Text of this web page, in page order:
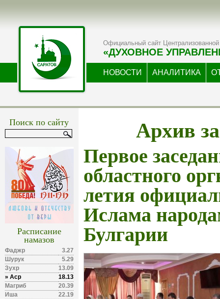
Официальный сайт Централизованной
«ДУХОВНОЕ
НОВОСТИ АНАЛИТИКА
Поиск по сайту
Расписание
намазов
Фаджр
3.27
Шурук
5.29
Зухр
13.09
» Аср
18.13
Магриб
20.39
Иша
22.19
Архив
Первое
областного
летия
Ислама
Булгарии